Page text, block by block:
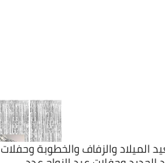
الميلاد والزفاف والخطوبة وحفلات